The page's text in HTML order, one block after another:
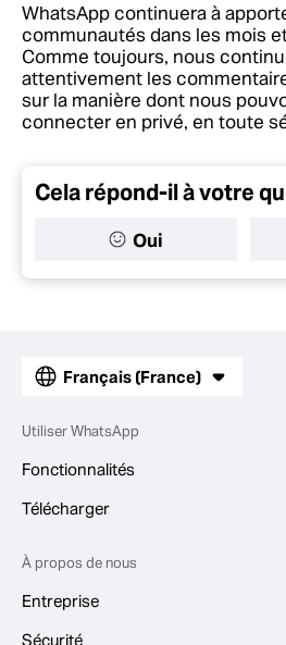
WhatsApp continuera à
communautés dans les mois
Comme toujours, nous
attentivement les
sur la manière dont nous
connecter en privé, en toute
Cela répond-il à votre
Oui
Français (France)
Utiliser WhatsApp
Fonctionnalités
Télécharger
À propos de nous
Entreprise
Sécurité